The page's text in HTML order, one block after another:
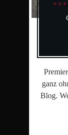
ganz
Blog.